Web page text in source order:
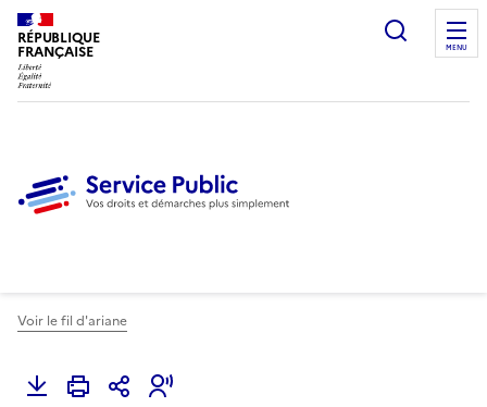
RÉPUBLIQUE
FRANÇAISE
Ouvrir
MENU
Voir le fil d'ariane